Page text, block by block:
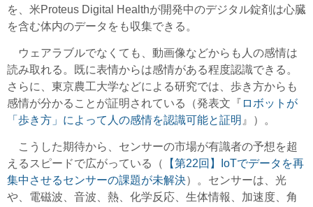
を、米Proteus Digital Healthが開発中のデジタル錠剤は心臓
を含む体内のデータをも収集できる。
ウェアラブルでなくても、動画像などからも人の感情は
読み取れる。既に表情からは感情がある程度認識できる。
さらに、東京農工大学などによる研究では、歩き方からも
感情が分かることが証明されている（発表文『 ロボットが
「歩き方」によって人の感情を認識可能と証明 』）。
こうした期待から、センサーの市場が有識者の予想を超
えるスピードで広がっている（
【第22回】IoTでデータを再
集中させるセンサーの課題が未解決）。センサーは、光
や、電磁波、音波、熱、化学反応、生体情報、加速度、角